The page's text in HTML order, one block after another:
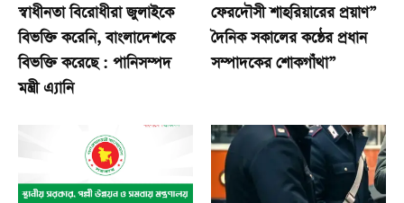
স্বাধীনতা বিরোধীরা জুলাইকে
বিভক্তি করেনি, বাংলাদেশকে
বিভক্তি করেছে : পানিসম্পদ
মন্ত্রী এ্যানি
ফেরদৌসী শাহরিয়ারের প্রয়াণ”
দৈনিক সকালের কন্ঠের প্রধান
সম্পাদকের শোকগাঁথা”